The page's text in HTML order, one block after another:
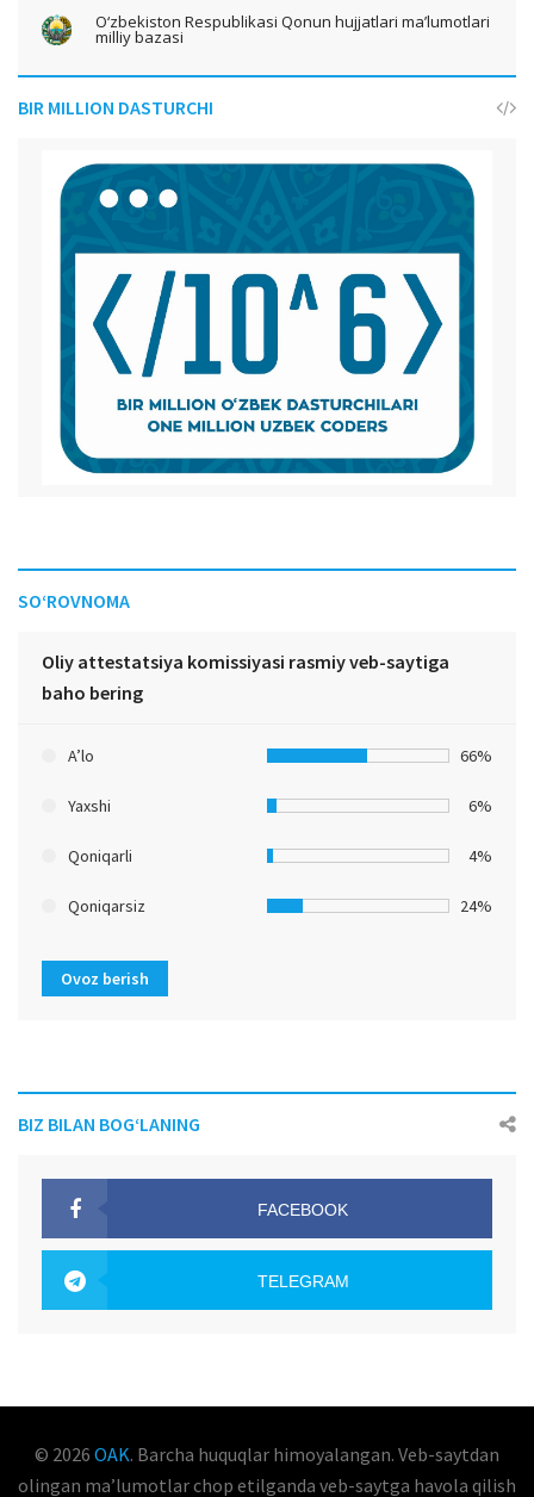
O‘zbekiston Respublikasi Qonun hujjatlari ma’lumotlari
milliy bazasi
BIR MILLION DASTURCHI
SO‘ROVNOMA
Oliy attestatsiya komissiyasi rasmiy veb-saytiga
baho bering
A’lo 66%
Yaxshi 6%
Qoniqarli 4%
Qoniqarsiz 24%
Ovoz berish
BIZ BILAN BOG‘LANING
FACEBOOK
TELEGRAM
© 2026 OAK. Barcha huquqlar himoyalangan. Veb-saytdan
olingan maʼlumotlar chop etilganda veb-saytga havola qilish